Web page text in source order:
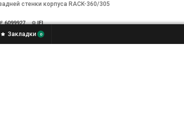
стенки корпуса RACK-360/305
6099927 IEI
Сравнить
Закладки 0